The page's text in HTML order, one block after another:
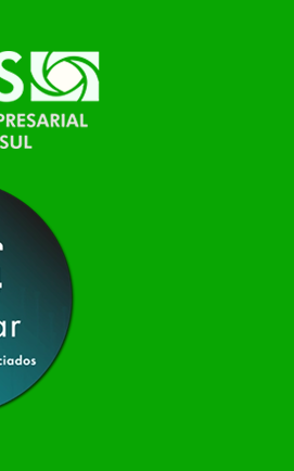
Busarello, com os núcleos…